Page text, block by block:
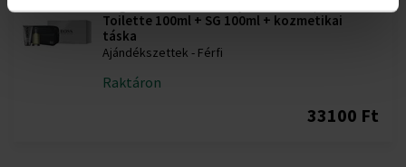
Toilette 100ml + SG 100ml + kozmetikai
táska
Ajándékszettek - Férfi
Raktáron
33100 Ft